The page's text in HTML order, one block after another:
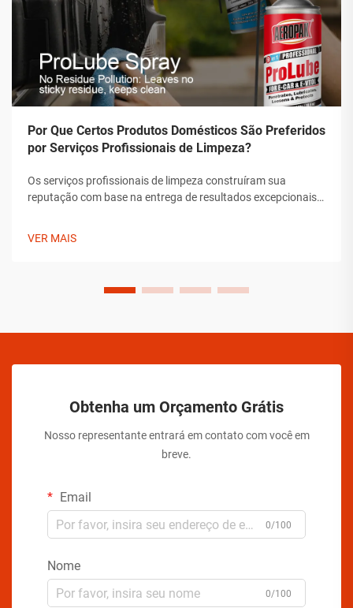
Por Que Certos Produtos Domésticos São Preferidos
por Serviços Profissionais de Limpeza?
Os serviços profissionais de limpeza construíram sua
reputação com base na entrega de resultados excepcionais
VER MAIS
Obtenha um Orçamento Grátis
Nosso representante entrará em contato com você em
breve.
Email
0/100
Nome
0/100